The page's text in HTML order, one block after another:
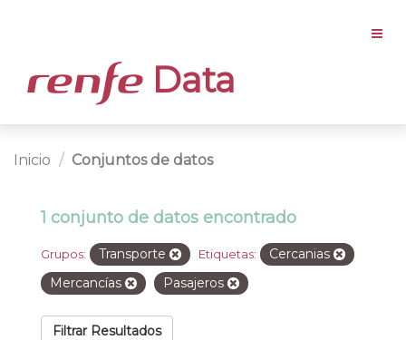
Data
Inicio Conjuntos de datos
1 conjunto de datos encontrado
Grupos: Transporte Etiquetas:
Cercanias
Mercancías
Pasajeros
Filtrar Resultados